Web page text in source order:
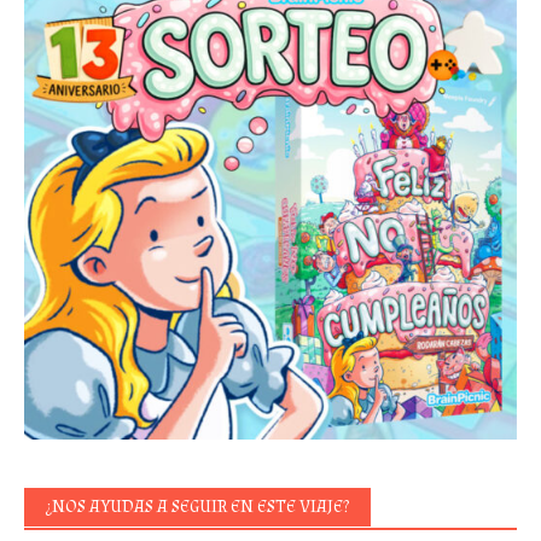
¿NOS AYUDAS A SEGUIR EN ESTE VIAJE?